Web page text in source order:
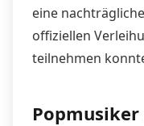
eine
offiziellen
teilnehmen